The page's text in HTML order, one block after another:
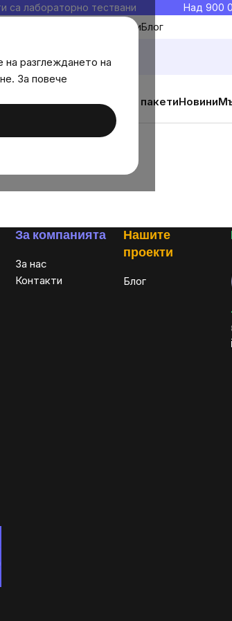
на разглеждането на
За повече
са лабораторно тествани Над 900
Моите любимиБлог
добавкиИзгодни пакетиНовини
За компанията
За нас
Контакти
Нашите
проекти
Блог